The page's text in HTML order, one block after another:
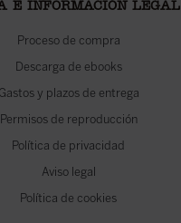
E INFORMACIÓN LEGAL
Proceso de compra
Descarga de ebooks
Gastos y plazos de entrega
Permisos de reproducción
Política de privacidad
Aviso legal
Política de cookies